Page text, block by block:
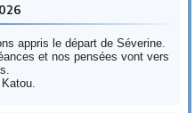
appris le départ de Séverine.
et nos pensées vont vers